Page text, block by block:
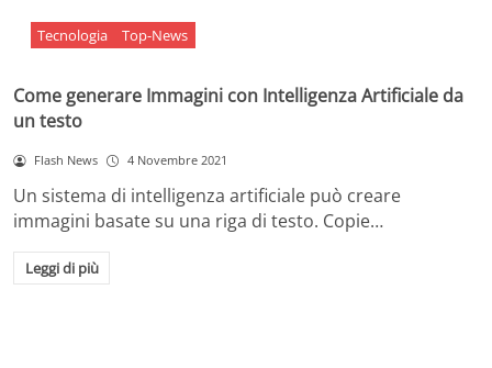
Tecnologia Top-News
Come generare Immagini con Intelligenza Artificiale da
un testo
Flash News 4 Novembre 2021
Un sistema di intelligenza artificiale può creare
immagini basate su una riga di testo. Copie…
Leggi di più